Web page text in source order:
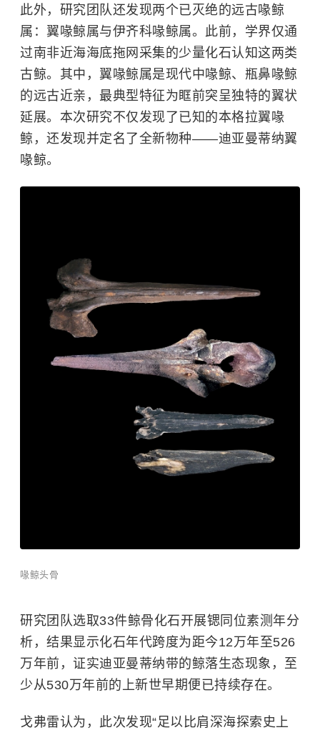
此外，研究团队还发现两个已灭绝的远古喙鲸
属：翼喙鲸属与伊齐科喙鲸属。此前，学界仅通
过南非近海海底拖网采集的少量化石认知这两类
古鲸。其中，翼喙鲸属是现代中喙鲸、瓶鼻喙鲸
的远古近亲，最典型特征为眶前突呈独特的翼状
延展。本次研究不仅发现了已知的本格拉翼喙
鲸，还发现并定名了全新物种——迪亚曼蒂纳翼
喙鲸。
喙鲸头骨
研究团队选取33件鲸骨化石开展锶同位素测年分
析，结果显示化石年代跨度为距今12万年至526
万年前，证实迪亚曼蒂纳带的鲸落生态现象，至
少从530万年前的上新世早期便已持续存在。
戈弗雷认为，此次发现“足以比肩深海探索史上